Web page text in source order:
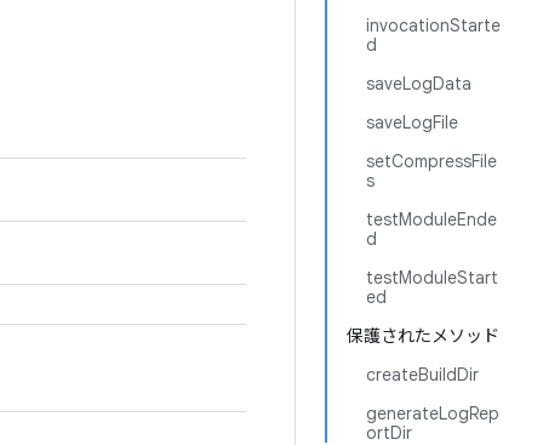
invocationStarte
d
saveLogData
saveLogFile
setCompressFile
s
testModuleEnde
d
testModuleStart
ed
保護されたメソッド
createBuildDir
generateLogRep
ortDir